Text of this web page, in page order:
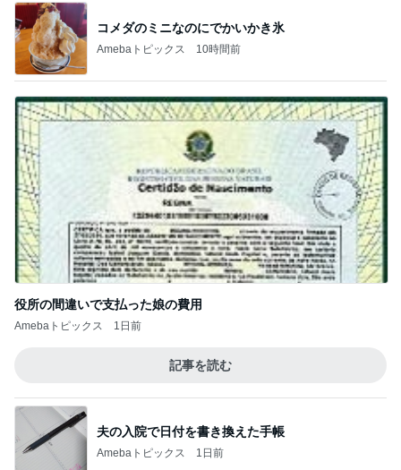
コメダのミニなのにでかいかき氷
Amebaトピックス 10時間前
役所の間違いで支払った娘の費用
Amebaトピックス 1日前
記事を読む
夫の入院で日付を書き換えた手帳
Amebaトピックス 1日前